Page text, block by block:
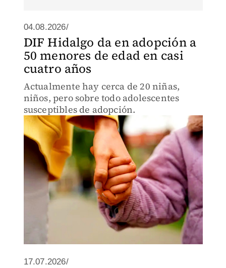
04.08.2026/
DIF Hidalgo da en adopción a
50 menores de edad en casi
cuatro años
Actualmente hay cerca de 20 niñas,
niños, pero sobre todo adolescentes
susceptibles de adopción.
17.07.2026/